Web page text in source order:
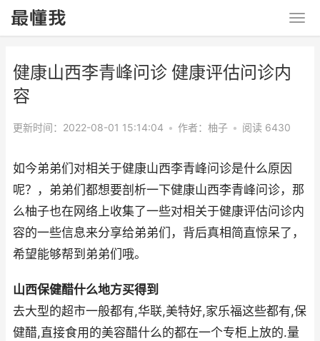
健康山西李青峰问诊 健康评估问诊内
容
更新时间：2022-08-01 15:14:04 • 作者：柚子 • 阅读 6430
如今弟弟们对相关于健康山西李青峰问诊是什么原因
呢？，弟弟们都想要剖析一下健康山西李青峰问诊，那
么柚子也在网络上收集了一些对相关于健康评估问诊内
容的一些信息来分享给弟弟们，背后真相简直惊呆了，
希望能够帮到弟弟们哦。
山西保健醋什么地方买得到
去大型的超市一般都有,华联,美特好,家乐福这些都有,保
健醋,直接食用的美容醋什么的都在一个专柜上放的.量